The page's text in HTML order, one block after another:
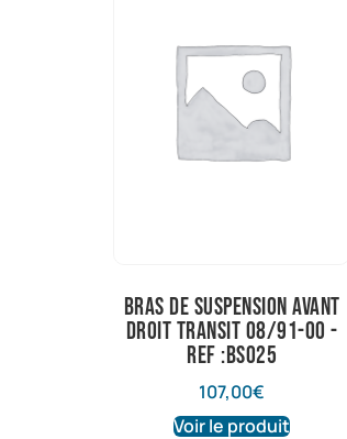
bras de suspension avant
droit transit 08/91-00 -
ref :BS025
107,00€
Voir le produit